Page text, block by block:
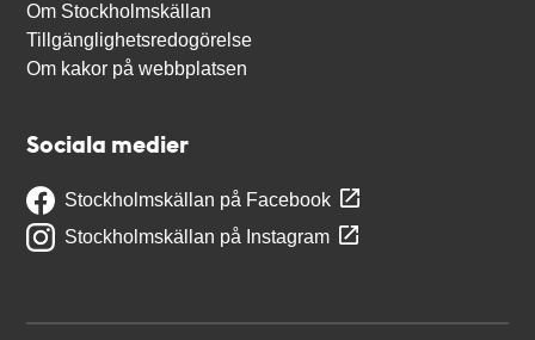
Om Stockholmskällan
Tillgänglighetsredogörelse
Om kakor på webbplatsen
Sociala medier
Stockholmskällan på Facebook
Stockholmskällan på Instagram